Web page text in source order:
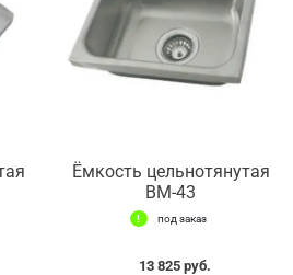
Ёмкость цельнотянутая
ВМ-43
под заказ
13 825 руб.